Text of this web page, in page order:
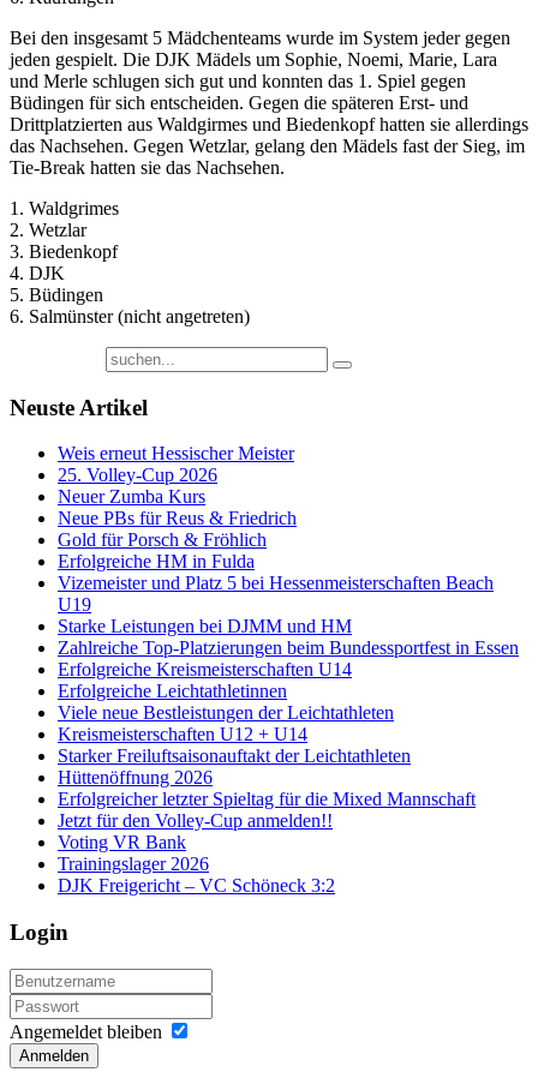
Bei den insgesamt 5 Mädchenteams wurde im System jeder gegen
jeden gespielt. Die DJK Mädels um Sophie, Noemi, Marie, Lara
und Merle schlugen sich gut und konnten das 1. Spiel gegen
Büdingen für sich entscheiden. Gegen die späteren Erst- und
Drittplatzierten aus Waldgirmes und Biedenkopf hatten sie allerdings
das Nachsehen. Gegen Wetzlar, gelang den Mädels fast der Sieg, im
Tie-Break hatten sie das Nachsehen.
1. Waldgrimes
2. Wetzlar
3. Biedenkopf
4. DJK
5. Büdingen
6. Salmünster (nicht angetreten)
Neuste Artikel
Weis erneut Hessischer Meister
25. Volley-Cup 2026
Neuer Zumba Kurs
Neue PBs für Reus & Friedrich
Gold für Porsch & Fröhlich
Erfolgreiche HM in Fulda
Vizemeister und Platz 5 bei Hessenmeisterschaften Beach
U19
Starke Leistungen bei DJMM und HM
Zahlreiche Top-Platzierungen beim Bundessportfest in Essen
Erfolgreiche Kreismeisterschaften U14
Erfolgreiche Leichtathletinnen
Viele neue Bestleistungen der Leichtathleten
Kreismeisterschaften U12 + U14
Starker Freiluftsaisonauftakt der Leichtathleten
Hüttenöffnung 2026
Erfolgreicher letzter Spieltag für die Mixed Mannschaft
Jetzt für den Volley-Cup anmelden!!
Voting VR Bank
Trainingslager 2026
DJK Freigericht – VC Schöneck 3:2
Login
Angemeldet bleiben
Anmelden